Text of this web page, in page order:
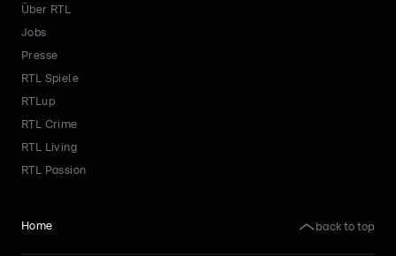
Über RTL
Jobs
Presse
RTL Spiele
RTLup
RTL Crime
RTL Living
RTL Passion
Home back to top